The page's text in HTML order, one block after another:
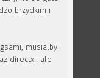
brzydkim i
musialby
directx.. ale